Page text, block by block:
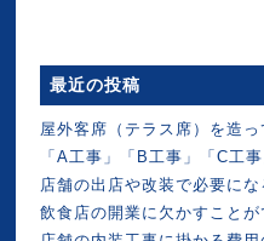
最近の投稿
屋外客席（テラス席）を造
「A工事」「B工事」「C工
店舗の出店や改装で必要に
飲食店の開業に欠かすこと